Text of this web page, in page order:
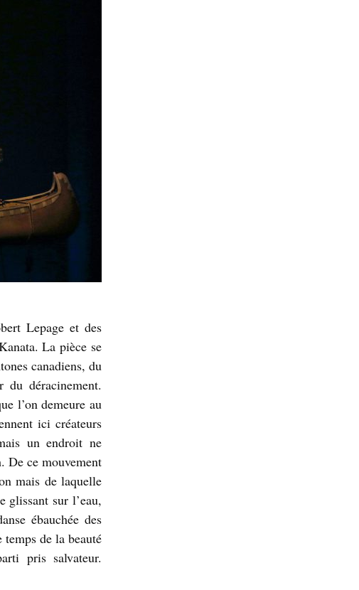
Lepage et des
La pièce se
canadiens, du
du déracinement.
l’on demeure au
ici créateurs
un endroit ne
De ce mouvement
mais de laquelle
glissant sur l’eau,
ébauchée des
de la beauté
pris salvateur.